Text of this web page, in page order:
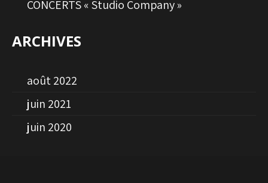
CONCERTS « Studio Company »
ARCHIVES
août 2022
juin 2021
juin 2020